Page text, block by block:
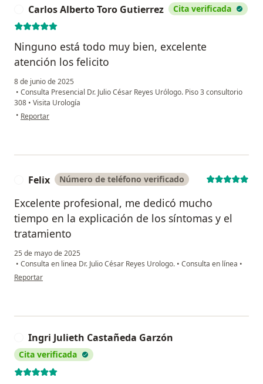
Carlos Alberto Toro Gutierrez Cita verificada
Ninguno está todo muy bien, excelente
atención los felicito
8 de junio de 2025
• Consulta Presencial Dr. Julio César Reyes Urólogo. Piso 3 consultorio
308 • Visita Urología
• en opinión del usuario Carlos Alberto Toro Gutierrez
Reportar
Felix Número de teléfono verificado
Excelente profesional, me dedicó mucho
tiempo en la explicación de los síntomas y el
tratamiento
25 de mayo de 2025
• Consulta en linea Dr. Julio César Reyes Urologo. • Consulta en línea •
en opinión del usuario Felix
Reportar
Ingri Julieth Castañeda Garzón
Cita verificada